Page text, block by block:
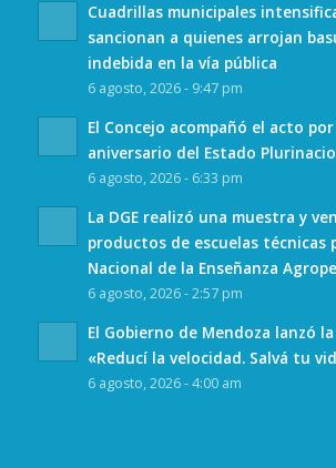
Cuadrillas municipales
sancionan a quienes arrojan
indebida en la vía pública
6 agosto, 2026 - 9:47 pm
El Concejo acompañó el acto por
aniversario del Estado
6 agosto, 2026 - 6:33 pm
La DGE realizó una muestra y
productos de escuelas técnicas
Nacional de la Enseñanza
6 agosto, 2026 - 2:57 pm
El Gobierno de Mendoza lanzó
«Reducí la velocidad. Salvá tu
6 agosto, 2026 - 4:00 am